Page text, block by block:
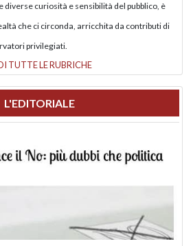
diverse curiosità e sensibilità del pubblico, è
che ci circonda, arricchita da contributi di
privilegiati.
TUTTE LE RUBRICHE
L'EDITORIALE